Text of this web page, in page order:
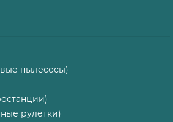
пылесосы)
рулетки)